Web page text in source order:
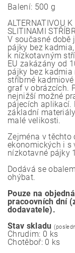
Balení: 500 g
ALTERNATIVOU
SLITINAMI
V současné době
pájky bez
k nízkotavným
EU zakázány od
pájky bez
stříbrné
graf v obrázcích.
nejnižší možné
pájecích aplikací.
základní
malé velikosti.
Zejména v těchto
ekonomických i s
nízkotavné pájky
Dodává se
ohýbat.
Pouze na
pracoovních dní
dodavatele).
Stav skladu
Chrudim: 0 ks
Chotěboř: 0 ks